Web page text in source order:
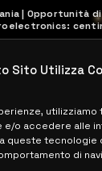
Sito Utilizza
o accedere alle
queste tecnologie
di
| Opportunità